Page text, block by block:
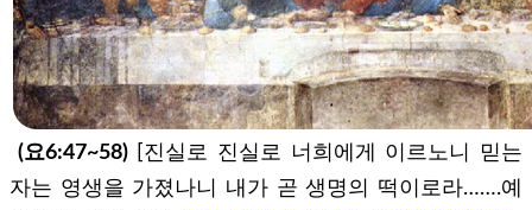
(요6:47~58)[진실로 진실로 너희에게 이르노니 믿는
자는 영생을 가졌나니 내가 곧 생명의 떡이로라…….예